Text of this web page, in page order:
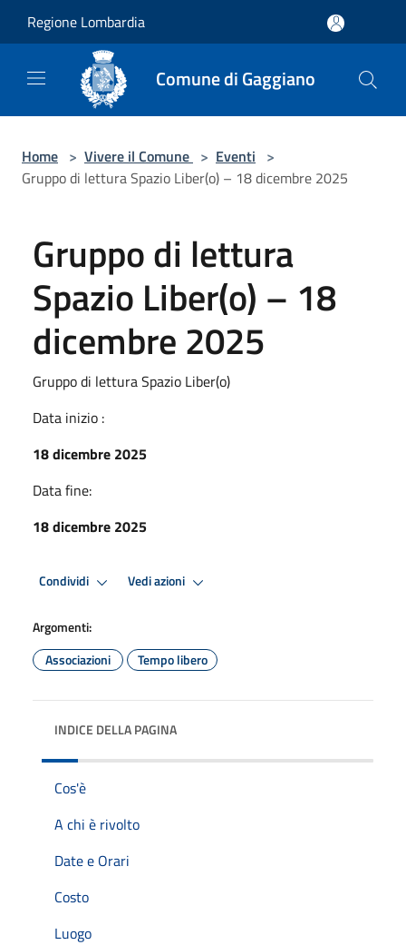
Regione Lombardia
Comune di Gaggiano
Home > Vivere il Comune > Eventi >
Gruppo di lettura Spazio Liber(o) – 18 dicembre 2025
Gruppo di lettura
Spazio Liber(o) – 18
dicembre 2025
Gruppo di lettura Spazio Liber(o)
Data inizio :
18 dicembre 2025
Data fine:
18 dicembre 2025
Condividi Vedi azioni
Argomenti:
Associazioni
Tempo libero
INDICE DELLA PAGINA
Cos'è
A chi è rivolto
Date e Orari
Costo
Luogo